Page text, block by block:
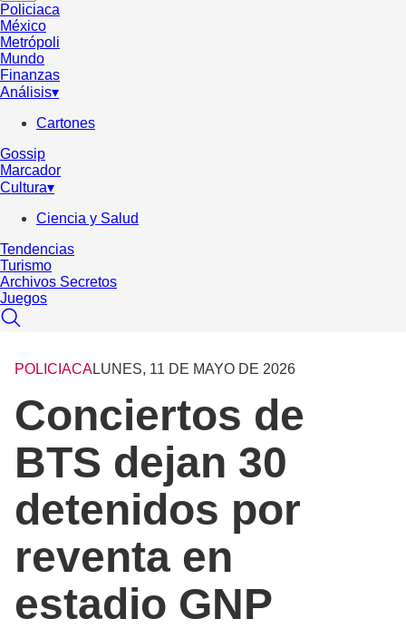
Policiaca
México
Metrópoli
Mundo
Finanzas
Análisis▾
Cartones
Gossip
Marcador
Cultura▾
Ciencia y Salud
Tendencias
Turismo
Archivos Secretos
Juegos
POLICIACALUNES, 11 DE MAYO DE 2026
Conciertos de
BTS dejan 30
detenidos por
reventa en
estadio GNP